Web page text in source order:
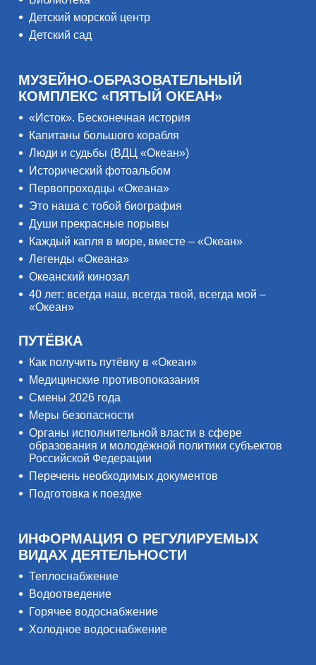
Детский морской центр
Детский сад
МУЗЕЙНО-ОБРАЗОВАТЕЛЬНЫЙ
КОМПЛЕКС «ПЯТЫЙ ОКЕАН»
«Исток». Бесконечная история
Капитаны большого корабля
Люди и судьбы (ВДЦ «Океан»)
Исторический фотоальбом
Первопроходцы «Океана»
Это наша с тобой биография
Души прекрасные порывы
Каждый капля в море, вместе – «Океан»
Легенды «Океана»
Океанский кинозал
40 лет: всегда наш, всегда твой, всегда мой –
«Океан»
ПУТЁВКА
Как получить путёвку в «Океан»
Медицинские противопоказания
Смены 2026 года
Меры безопасности
Органы исполнительной власти в сфере
образования и молодёжной политики субъектов
Российской Федерации
Перечень необходимых документов
Подготовка к поездке
ИНФОРМАЦИЯ О РЕГУЛИРУЕМЫХ
ВИДАХ ДЕЯТЕЛЬНОСТИ
Теплоснабжение
Водоотведение
Горячее водоснабжение
Холодное водоснабжение